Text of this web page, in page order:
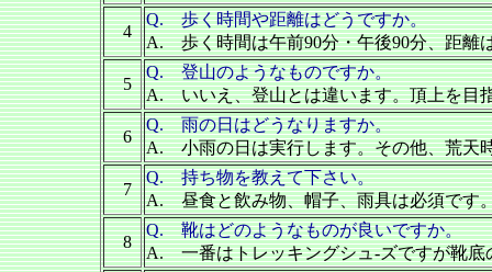
4
Q. 歩く時間や距離はどうですか。
A. 歩く時間は午前90分・午後90分、距離
5
Q. 登山のようなものですか。
A. いいえ、登山とは違います。頂上を目
6
Q. 雨の日はどうなりますか。
A. 小雨の日は実行します。その他、荒天
7
Q. 持ち物を教えて下さい。
A. 昼食と飲み物、帽子、雨具は必須です
8
Q. 靴はどのようなものが良いですか。
A. 一番はトレッキングシュ-ズですが靴底